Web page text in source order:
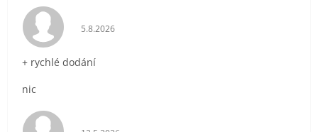
Hodnocení obchodu je 5 z 5 hvězdiček.
5.8.2026
+ rychlé dodání
nic